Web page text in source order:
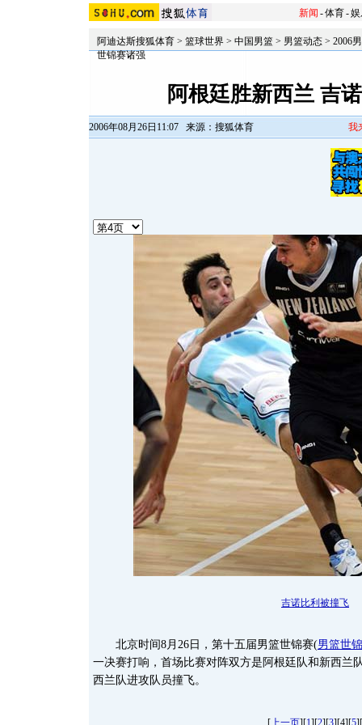
新闻 -体育-
阿迪达斯搜狐体育 > 篮球世界 > 中国男篮 > 男篮动态 > 2006
世锦赛诸强
阿根廷胜新西兰 吉
2006年08月26日11:07 来源：搜狐体育 我
吉诺比利被撞飞
北京时间8月26日，第十五届男篮世锦赛(男篮世
一决赛打响，首场比赛对阵双方是阿根廷队和新西兰
西兰队进攻队员撞飞。
[ 上一页][1 ][2][3][4][5][